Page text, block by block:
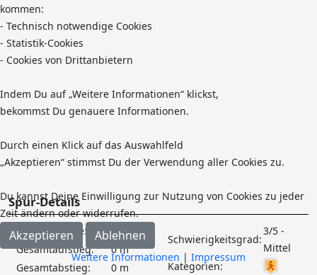
Spur-Details
Streckenlänge:
10.51 km
Gesamtaufstieg:
0 m
Gesamtabstieg:
0 m
Schwierigkeitsgrad:
3/5 -
Mittel
Kategorien:
kommen:
- Technisch notwendige Cookies
- Statistik-Cookies
- Cookies von Drittanbietern
Indem Du auf „Weitere Informationen“ klickst,
bekommst Du genauere Informationen.
Durch einen Klick auf das Auswahlfeld
„Akzeptieren“ stimmst Du der Verwendung aller Cookies zu.
Du kannst Deine Einwilligung zur Nutzung von Cookies zu jeder
Zeit ändern oder widerrufen.
Akzeptieren Ablehnen
Weitere Informationen | Impressum